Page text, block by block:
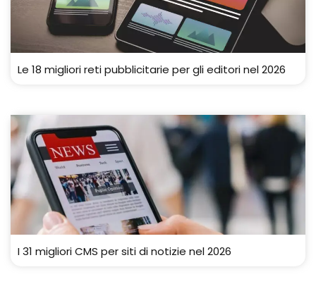
Le 18 migliori reti pubblicitarie per gli editori nel 2026
I 31 migliori CMS per siti di notizie nel 2026